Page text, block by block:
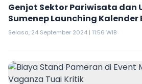
Genjot Sektor Pariwisata dan
Sumenep Launching Kalender
Selasa, 24 September 2024 | 11:56 WIB